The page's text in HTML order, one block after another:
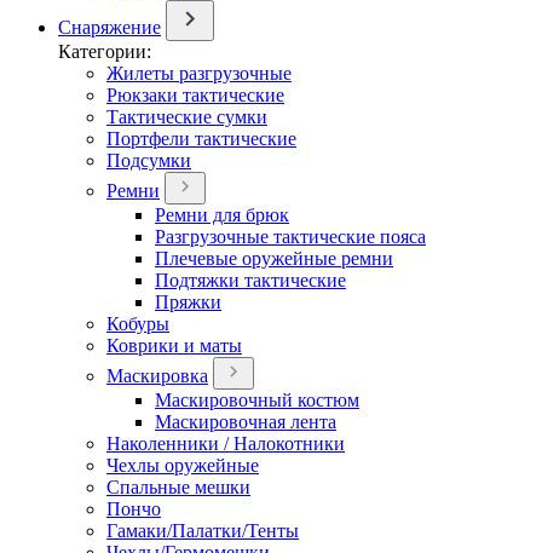
Снаряжение
Категории:
Жилеты разгрузочные
Рюкзаки тактические
Тактические сумки
Портфели тактические
Подсумки
Ремни
Ремни для брюк
Разгрузочные тактические пояса
Плечевые оружейные ремни
Подтяжки тактические
Пряжки
Кобуры
Коврики и маты
Маскировка
Маскировочный костюм
Маскировочная лента
Наколенники / Налокотники
Чехлы оружейные
Спальные мешки
Пончо
Гамаки/Палатки/Тенты